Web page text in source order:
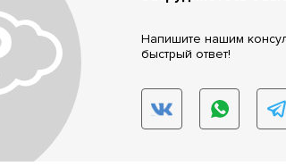
Напишите нашим
быстрый ответ!